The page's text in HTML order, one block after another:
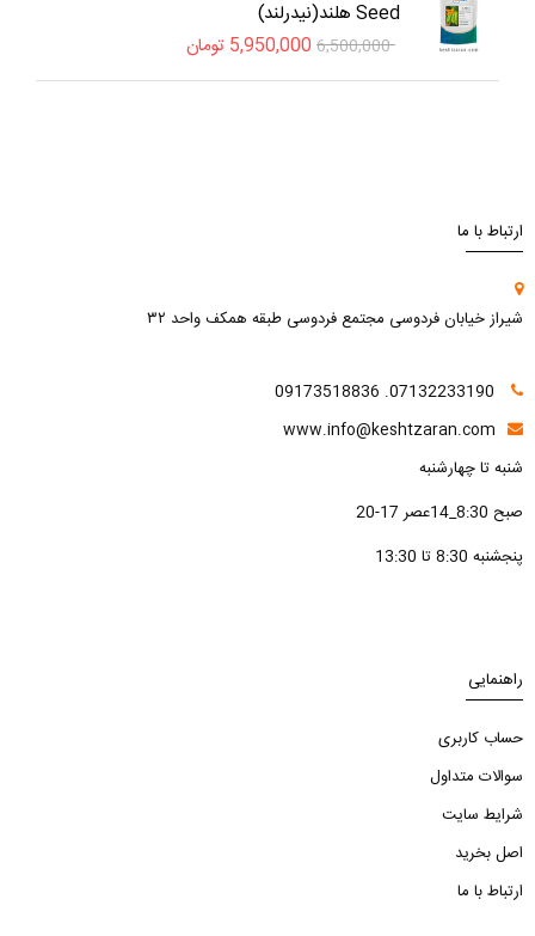
Seed هلند(نیدرلند)
6,500,000
5,950,000 تومان
ارتباط با ما
شیراز خیابان فردوسی مجتمع فردوسی طبقه همکف واحد ۳۲
www.info@keshtzaran.com
شنبه تا چهارشنبه
صبح 8:30_14عصر 17-20
پنجشنبه 8:30 تا 13:30
راهنمایی
حساب کاربری
سوالات متداول
شرایط سایت
اصل بخرید
ارتباط با ما